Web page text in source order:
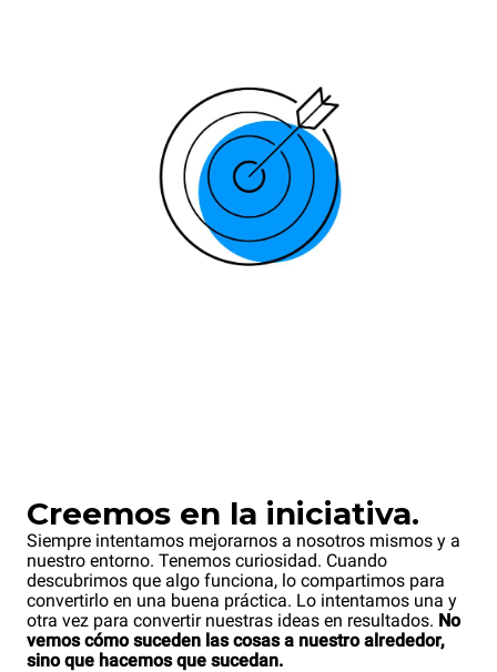
Creemos en la iniciativa.
Siempre intentamos mejorarnos a nosotros mismos y a
nuestro entorno. Tenemos curiosidad. Cuando
descubrimos que algo funciona, lo compartimos para
convertirlo en una buena práctica. Lo intentamos una y
otra vez para convertir nuestras ideas en resultados. No
vemos cómo suceden las cosas a nuestro alrededor,
sino que hacemos que sucedan.